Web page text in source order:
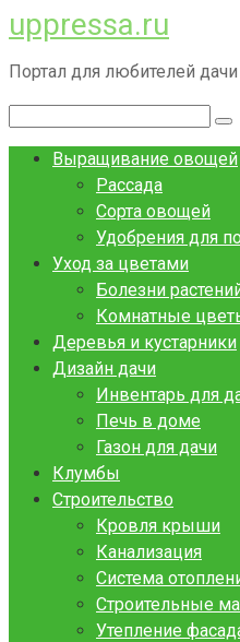
Перейти
к
контенту
uppressa.ru
Портал для любителей
Выращивание овощей
Рассада
Сорта овощей
Удобрения для
Уход за цветами
Болезни
Комнатные
Деревья и кустарники
Дизайн дачи
Инвентарь для
Печь в доме
Газон для дачи
Клумбы
Строительство
Кровля крыши
Канализация
Система
Строительные
Утепление